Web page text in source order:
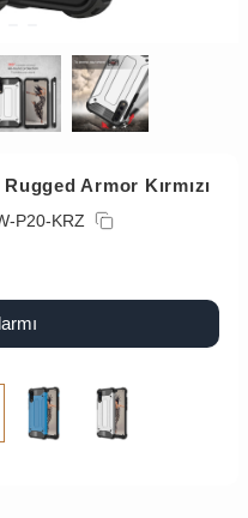
Armor Kırmızı
P20-KRZ